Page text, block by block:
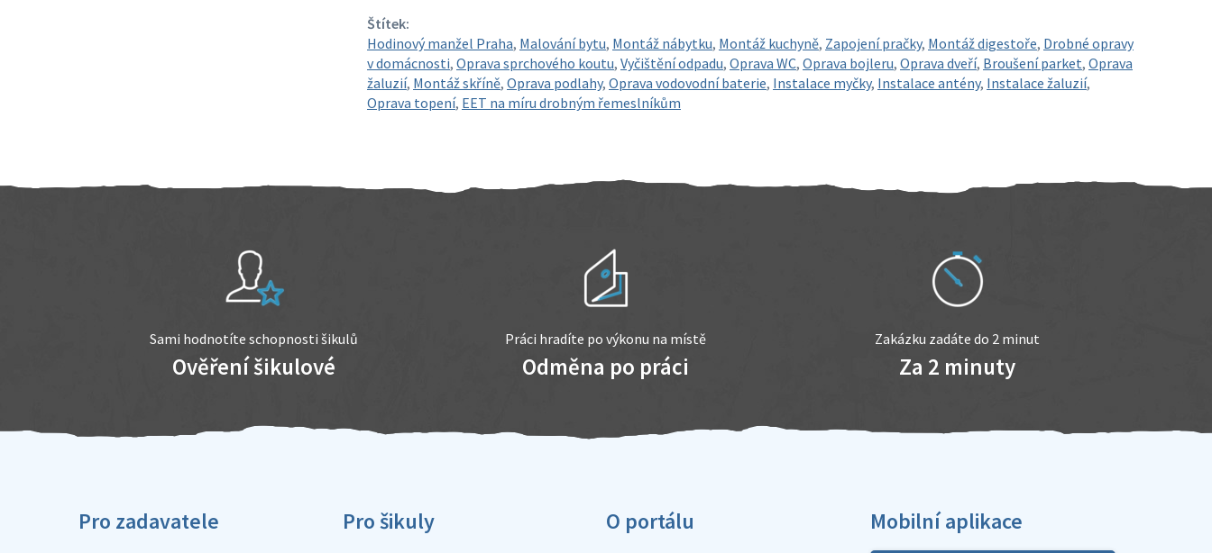
Štítek:
Hodinový manžel Praha, Malování bytu, Montáž nábytku, Montáž kuchyně, Zapojení pračky, Montáž digestoře, Drobné opravy
v domácnosti, Oprava sprchového koutu, Vyčištění odpadu, Oprava WC, Oprava bojleru, Oprava dveří, Broušení parket, Oprava
žaluzií, Montáž skříně, Oprava podlahy, Oprava vodovodní baterie, Instalace myčky, Instalace antény, Instalace žaluzií,
Oprava topení, EET na míru drobným řemeslníkům
Sami hodnotíte schopnosti šikulů
Ověření šikulové
Práci hradíte po výkonu na místě
Odměna po práci
Zakázku zadáte do 2 minut
Za 2 minuty
Pro zadavatele Pro šikuly O portálu Mobilní aplikace